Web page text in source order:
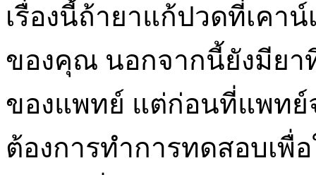
เรื่องนี้ถ้ายาแก้ปวดที่เคา
ของคุณ นอกจากนี้ยังมียา
ของแพทย์ แต่ก่อนที่แพทย์
ต้องการทำการทดสอบเพื่